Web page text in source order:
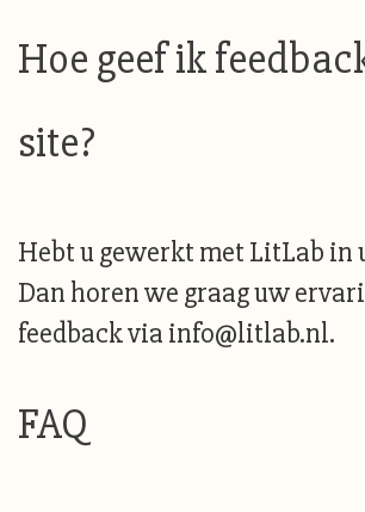
Hoe geef ik
site?
Hebt u gewerkt met LitLab in
Dan horen we graag uw
feedback via info@litlab.nl.
FAQ